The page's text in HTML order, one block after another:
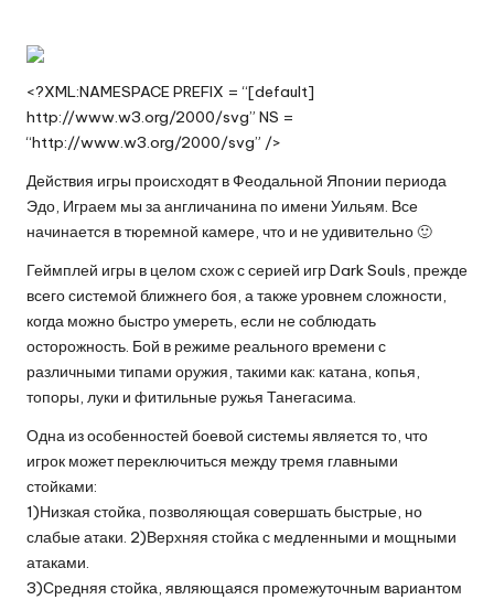
<?XML:NAMESPACE PREFIX = “[default]
http://www.w3.org/2000/svg” NS =
“http://www.w3.org/2000/svg” />
Действия игры происходят в Феодальной Японии периода
Эдо, Играем мы за англичанина по имени Уильям. Все
начинается в тюремной камере, что и не удивительно 🙂
Геймплей игры в целом схож с серией игр Dark Souls, прежде
всего системой ближнего боя, а также уровнем сложности,
когда можно быстро умереть, если не соблюдать
осторожность. Бой в режиме реального времени с
различными типами оружия, такими как: катана, копья,
топоры, луки и фитильные ружья Танегасима.
Одна из особенностей боевой системы является то, что
игрок может переключиться между тремя главными
стойками:
1)Низкая стойка, позволяющая совершать быстрые, но
слабые атаки. 2)Верхняя стойка с медленными и мощными
атаками.
3)Средняя стойка, являющаяся промежуточным вариантом